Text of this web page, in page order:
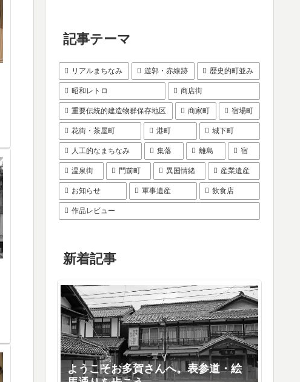
記事テーマ
リアルまちなみ 遊郭・赤線跡 歴史的町並み
昭和レトロ 商店街
重要伝統的建造物群保存地区 商家町 宿場町
花街・茶屋町 港町 城下町
人工的なまちなみ 集落 離島 宿
温泉街 門前町 異国情緒 産業遺産
お知らせ 軍事遺産 飲食店
作品レビュー
新着記事
ようこそお多賀さんへ。表参道・絵